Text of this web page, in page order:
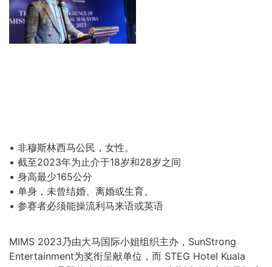
• 非穆斯林西马公民，女性。
• 截至2023年为止介于18岁和28岁之间
• 身高最少165公分
• 单身，未曾结婚、离婚或生育。
• 参赛者必须能操流利马来语或英语
MIMS 2023乃由大马国际小姐组织主办，SunStrong
Entertainment为奖衔呈献单位，而 STEG Hotel Kuala